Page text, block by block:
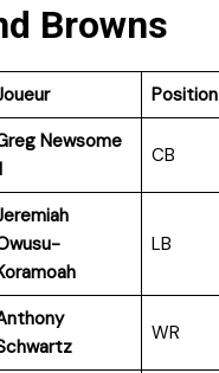
Browns
Position
Newsome
CB
LB
WR